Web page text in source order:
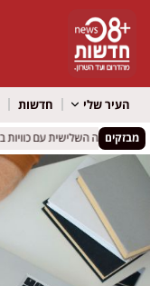
העיר שלי חדשות
מבזקים